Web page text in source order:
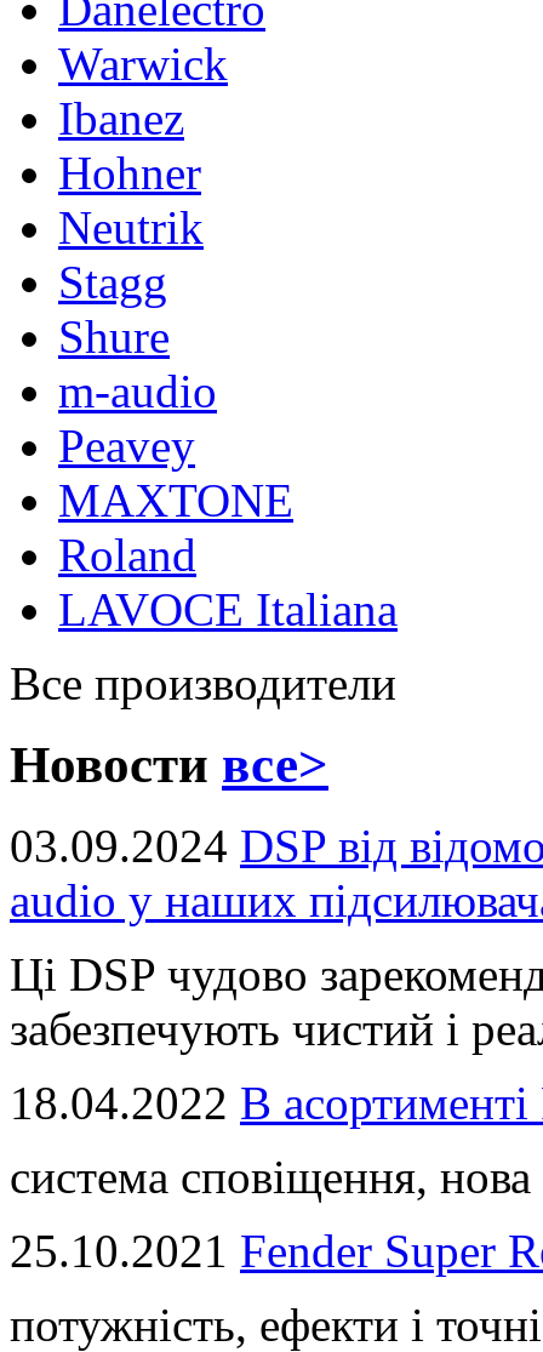
Warwick
Ibanez
Hohner
Neutrik
Stagg
Shure
m-audio
Peavey
MAXTONE
Roland
LAVOCE Italiana
Все производители
Новости все>
03.09.2024 DSP від
audio у наших
Ці DSP чудово
забезпечують чистий і
18.04.2022 В
система сповіщення,
25.10.2021 Fender Super
потужність, ефекти і